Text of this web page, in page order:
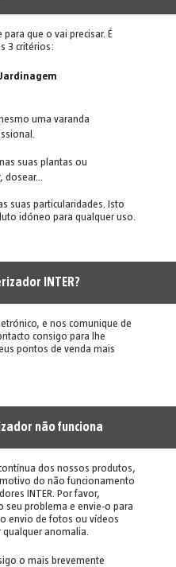
que o vai precisar. É
3 critérios:
Jardinagem
uma varanda
suas plantas ou
dosear...
suas particularidades. Isto
idóneo para qualquer uso.
INTER?
e nos comunique de
consigo para lhe
pontos de venda mais
não funciona
dos nossos produtos,
do não funcionamento
INTER. Por favor,
seu problema e envie-o para
envio de fotos ou vídeos
anomalia.
o mais brevemente